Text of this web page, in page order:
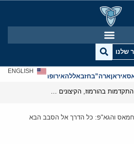
שלנו
איראןארה”בחזבאללהאירופהאנטישמיות
ENGLISH
חמאס והגא"פ: כל הדרך אל הסבב הבא